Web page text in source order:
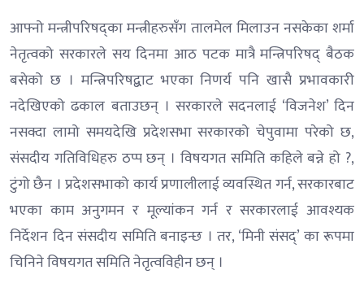
आफ्नो मन्त्रीपरिषद्का मन्त्रीहरुसँग तालमेल मिलाउन नसकेका शर्मा
नेतृत्वको सरकारले सय दिनमा आठ पटक मात्रै मन्त्रिपरिषद् बैठक
बसेको छ । मन्त्रिपरिषद्बाट भएका निणर्य पनि खासै प्रभावकारी
नदेखिएको ढकाल बताउछन् । सरकारले सदनलाई ‘विजनेश’ दिन
नसक्दा लामो समयदेखि प्रदेशसभा सरकारको चेपुवामा परेको छ,
संसदीय गतिविधिहरु ठप्प छन् । विषयगत समिति कहिले बन्ने हो ?,
टुंगो छैन । प्रदेशसभाको कार्य प्रणालीलाई व्यवस्थित गर्न, सरकारबाट
भएका काम अनुगमन र मूल्यांकन गर्न र सरकारलाई आवश्यक
निर्देशन दिन संसदीय समिति बनाइन्छ । तर, ‘मिनी संसद्’ का रूपमा
चिनिने विषयगत समिति नेतृत्वविहीन छन् ।